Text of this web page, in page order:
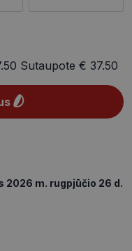
Sutaupote € 37.50
2026 m. rugpjūčio 26 d.